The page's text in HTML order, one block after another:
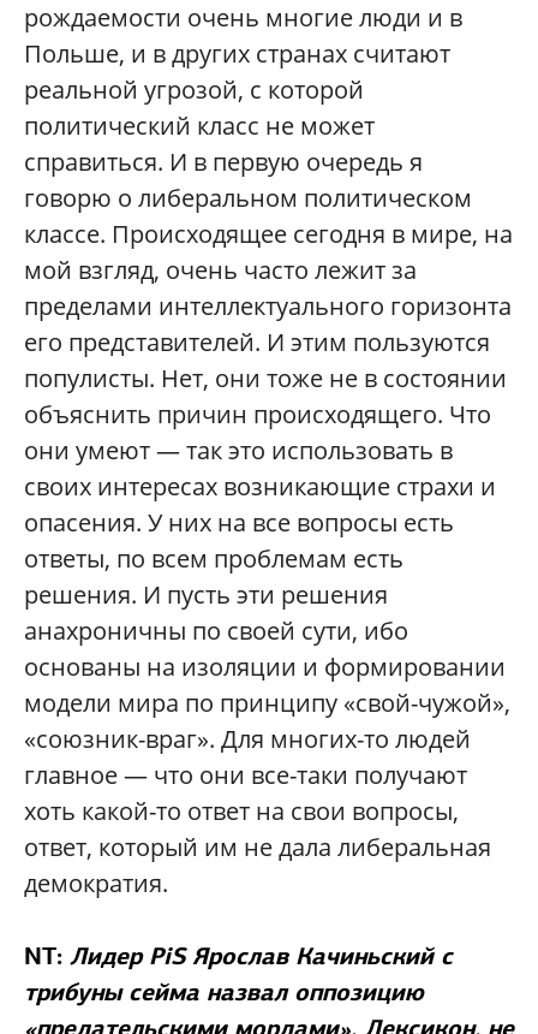
рождаемости очень многие люди и в
Польше, и в других странах считают
реальной угрозой, с которой
политический класс не может
справиться. И в первую очередь я
говорю о либеральном политическом
классе. Происходящее сегодня в мире, на
мой взгляд, очень часто лежит за
пределами интеллектуального горизонта
его представителей. И этим пользуются
популисты. Нет, они тоже не в состоянии
объяснить причин происходящего. Что
они умеют — так это использовать в
своих интересах возникающие страхи и
опасения. У них на все вопросы есть
ответы, по всем проблемам есть
решения. И пусть эти решения
анахроничны по своей сути, ибо
основаны на изоляции и формировании
модели мира по принципу «свой-чужой»,
«союзник-враг». Для многих-то людей
главное — что они все-таки получают
хоть какой-то ответ на свои вопросы,
ответ, который им не дала либеральная
демократия.
NT: Лидер PiS Ярослав Качиньский с
трибуны сейма назвал оппозицию